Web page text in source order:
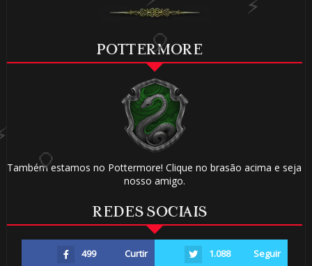
POTTERMORE
Também estamos no Pottermore! Clique no brasão acima e seja
nosso amigo.
REDES SOCIAIS
499 Curtir 1.088 Seguir
🎈